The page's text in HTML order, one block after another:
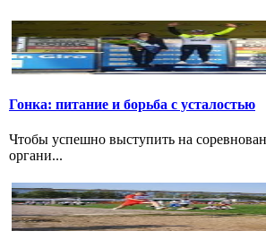
Гонка: питание и борьба с усталостью
Чтобы успешно выступить на
органи...